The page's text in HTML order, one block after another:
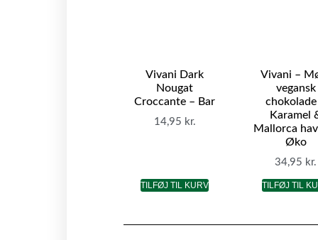
Vivani Dark
Nougat
Croccante – Bar
14,95 kr.
TILFØJ TIL KURV
Vivani –
vegansk
chokolade
Karamel
Mallorca
Øko
34,95 kr.
TILFØJ TIL